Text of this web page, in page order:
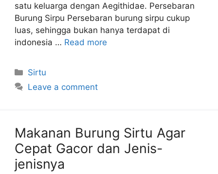
satu keluarga dengan Aegithidae. Persebaran
Burung Sirpu Persebaran burung sirpu cukup
luas, sehingga bukan hanya terdapat di
indonesia … Read more
Categories
Sirtu
Leave a comment
Makanan Burung Sirtu Agar
Cepat Gacor dan Jenis-
jenisnya